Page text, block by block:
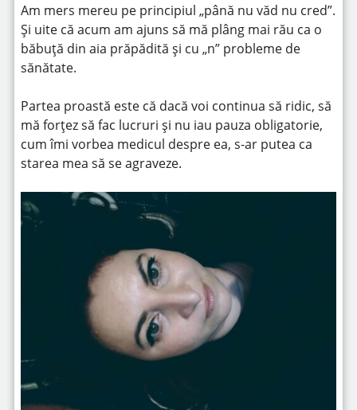
Am mers mereu pe principiul „până nu văd nu cred”.
Și uite că acum am ajuns să mă plâng mai rău ca o
băbuță din aia prăpădită și cu „n” probleme de
sănătate.
Partea proastă este că dacă voi continua să ridic, să
mă forțez să fac lucruri și nu iau pauza obligatorie,
cum îmi vorbea medicul despre ea, s-ar putea ca
starea mea să se agraveze.